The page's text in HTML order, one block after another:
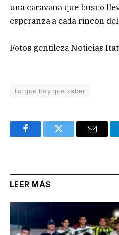
una caravana que buscó
esperanza a cada rincón
Fotos gentileza Noticias
Lo que hay que saber
FacebookTwitter Email
LEER MÁS